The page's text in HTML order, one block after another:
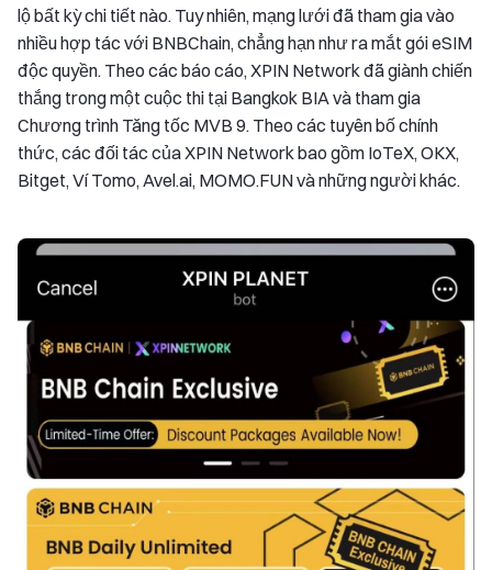
lộ bất kỳ chi tiết nào. Tuy nhiên, mạng lưới đã tham gia vào
nhiều hợp tác với BNBChain, chẳng hạn như ra mắt gói eSIM
độc quyền. Theo các báo cáo, XPIN Network đã giành chiến
thắng trong một cuộc thi tại Bangkok BIA và tham gia
Chương trình Tăng tốc MVB 9. Theo các tuyên bố chính
thức, các đối tác của XPIN Network bao gồm IoTeX, OKX,
Bitget, Ví Tomo, Avel.ai, MOMO.FUN và những người khác.